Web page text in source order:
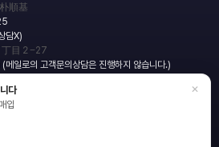
順基
담X)
目２−27
로의 고객문의상담은 진행하지 않습니다.)
다
입
×